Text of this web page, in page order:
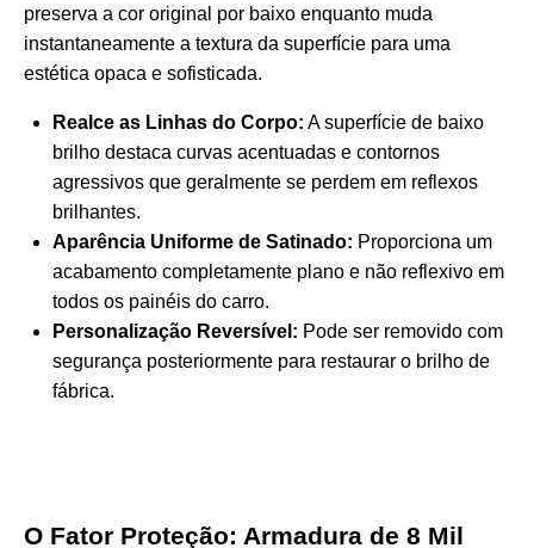
preserva a cor original por baixo enquanto muda
instantaneamente a textura da superfície para uma
estética opaca e sofisticada.
Realce as Linhas do Corpo: A superfície de baixo
brilho destaca curvas acentuadas e contornos
agressivos que geralmente se perdem em reflexos
brilhantes.
Aparência Uniforme de Satinado: Proporciona um
acabamento completamente plano e não reflexivo em
todos os painéis do carro.
Personalização Reversível: Pode ser removido com
segurança posteriormente para restaurar o brilho de
fábrica.
O Fator Proteção: Armadura de 8 Mil